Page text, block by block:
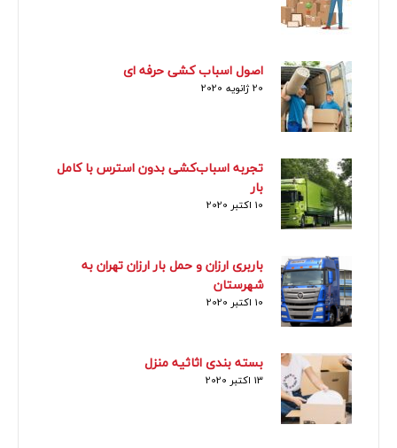
اصول اسباب کشی حرفه ای
20 ژانویه 2020
تجربه اسباب‌کشی بدون استرس با کامل
بار
10 اکتبر 2020
باربری ارزان و حمل بار ارزان تهران به
شهرستان
10 اکتبر 2020
بسته بندی اثاثیه منزل
13 اکتبر 2020